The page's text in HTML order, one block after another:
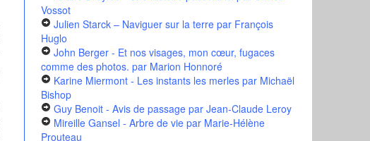
Vossot
Julien Starck – Naviguer sur la terrepar François
Huglo
John Berger - Et nos visages, mon cœur, fugaces
comme des photos. par Marion Honnoré
Karine Miermont - Les instants les merlespar Michaël
Bishop
Guy Benoit - Avis de passagepar Jean-Claude Leroy
Mireille Gansel - Arbre de viepar Marie-Hélène
Prouteau